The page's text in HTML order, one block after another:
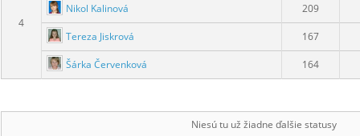
4
Nikol Kalinová 209
Tereza Jiskrová 167
Šárka Červenková 164
Niesú tu už žiadne ďalšie statusy